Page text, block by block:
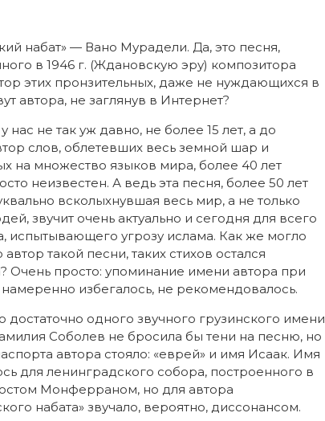
набат» — Вано Мурадели. Да, это песня,
в 1946 г. (Ждановскую эру) композитора
этих пронзительных, даже не нуждающихся в
автора, не заглянув в Интернет?
нас не так уж давно, не более 15 лет, а до
слов, облетевших весь земной шар и
на множество языков мира, более 40 лет
неизвестен. А ведь эта песня, более 50 лет
всколыхнувшая весь мир, а не только
звучит очень актуально и сегодня для всего
испытывающего угрозу ислама. Как же могло
автор такой песни, таких стихов остался
Очень просто: упоминание имени автора при
избегалось, не рекомендовалось.
достаточно одного звучного грузинского имени
Соболев не бросила бы тени на песню, но
автора стояло: «еврей» и имя Исаак. Имя
для ленинградского собора, построенного в
Монферраном, но для автора
набата» звучало, вероятно, диссонансом.